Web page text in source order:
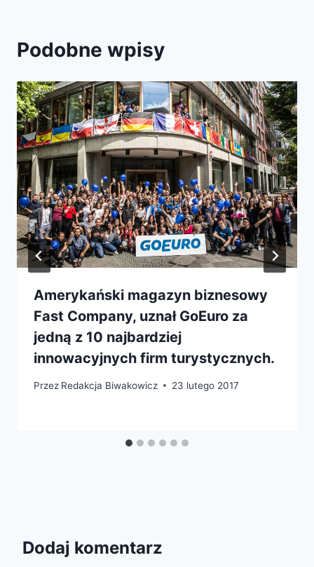
Podobne wpisy
Amerykański magazyn biznesowy
Fast Company, uznał GoEuro za
jedną z 10 najbardziej
innowacyjnych firm turystycznych.
Przez Redakcja Biwakowicz 23 lutego 2017
Dodaj komentarz